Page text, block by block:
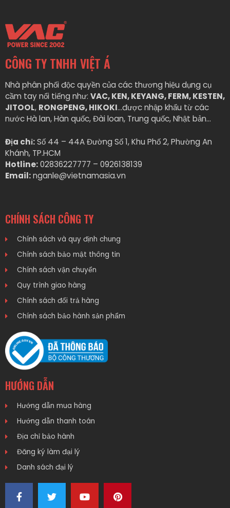
CÔNG TY TNHH VIỆT Á
Nhà phân phối độc quyền của các thương hiệu dụng cụ
cầm tay nổi tiếng như: VAC, KEN, KEYANG, FERM, KESTEN,
JITOOL, RONGPENG, HIKOKI…được nhập khẩu từ các
nước Hà lan, Hàn quốc, Đài loan, Trung quốc, Nhật bản…
Địa chỉ:Số 44 – 44A Đường Số 1, Khu Phố 2, Phường An
Khánh, TP.HCM
Hotline:02836227777 – 0926138139
Email:nganle@vietnamasia.vn
CHÍNH SÁCH CÔNG TY
Chính sách và quy định chung
Chính sách bảo mật thông tin
Chính sách vận chuyển
Quy trình giao hàng
Chính sách đổi trả hàng
Chính sách bảo hành sản phẩm
HƯỚNG DẪN
Hướng dẫn mua hàng
Hướng dẫn thanh toán
Địa chỉ bảo hành
Đăng ký làm đại lý
Danh sách đại lý